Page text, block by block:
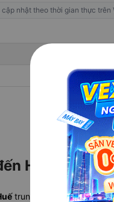
cập nhật theo thời gian thực trên
Xem
Huế mất
trung bình
. Mác tàu